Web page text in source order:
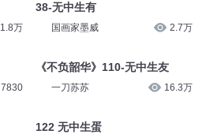
1.8万
7830
38-无中生有
国画家墨威 2.7万
《不负韶华》110-无中生友
一刀苏苏 16.3万
122 无中生蛋